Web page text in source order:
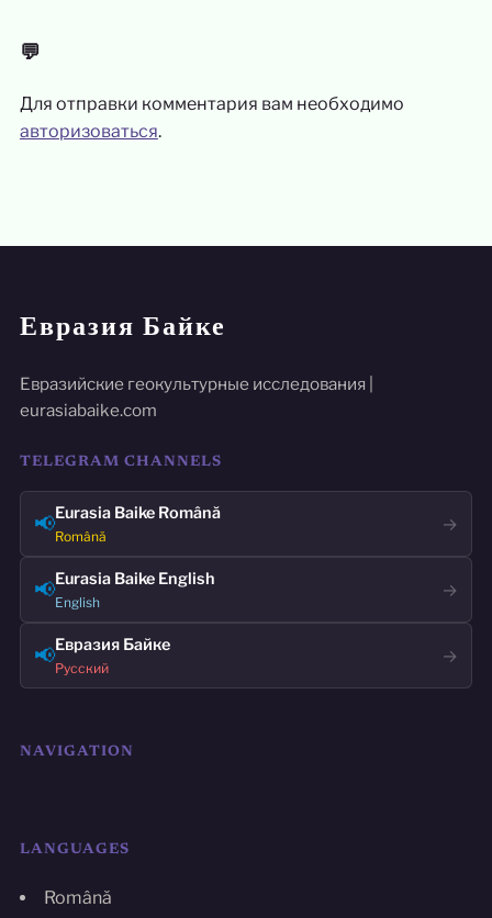
💬
Для отправки комментария вам необходимо
авторизоваться.
Евразия Байке
Евразийские геокультурные исследования |
eurasiabaike.com
TELEGRAM CHANNELS
📢Eurasia Baike Română
Română
→
📢Eurasia Baike English
English
→
📢Евразия Байке
Русский
→
NAVIGATION
LANGUAGES
Română